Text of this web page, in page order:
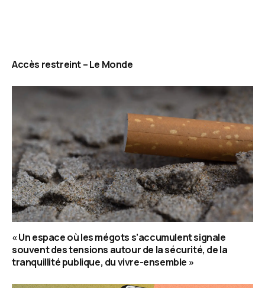
Accès restreint – Le Monde
« Un espace où les mégots s’accumulent signale
souvent des tensions autour de la sécurité, de la
tranquillité publique, du vivre-ensemble »